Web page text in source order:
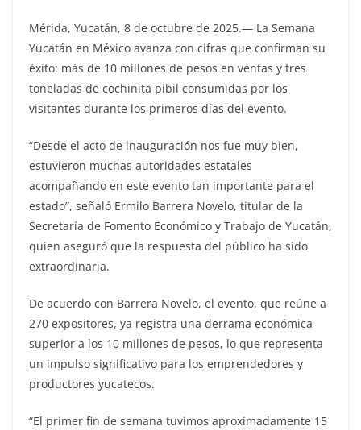
Mérida, Yucatán, 8 de octubre de 2025.— La Semana
Yucatán en México avanza con cifras que confirman su
éxito: más de 10 millones de pesos en ventas y tres
toneladas de cochinita pibil consumidas por los
visitantes durante los primeros días del evento.
“Desde el acto de inauguración nos fue muy bien,
estuvieron muchas autoridades estatales
acompañando en este evento tan importante para el
estado”, señaló Ermilo Barrera Novelo, titular de la
Secretaría de Fomento Económico y Trabajo de Yucatán,
quien aseguró que la respuesta del público ha sido
extraordinaria.
De acuerdo con Barrera Novelo, el evento, que reúne a
270 expositores, ya registra una derrama económica
superior a los 10 millones de pesos, lo que representa
un impulso significativo para los emprendedores y
productores yucatecos.
“El primer fin de semana tuvimos aproximadamente 15